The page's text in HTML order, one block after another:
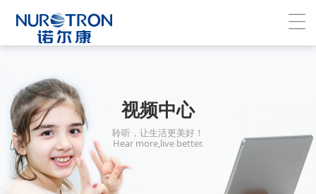
视频中心
聆听，让生活更美好！
Hear more,live better.